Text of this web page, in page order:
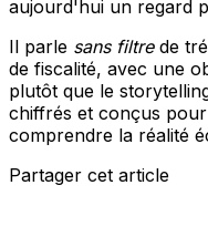
aujourd'hui un regard
Il parle sans filtrede
de fiscalité, avec une
plutôt que le
chiffrés et conçus
comprendre la réalité
Partager cet article